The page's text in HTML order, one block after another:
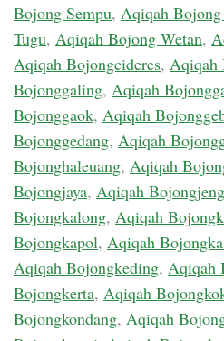
Bojong Sempu, Aqiqah
Tugu, Aqiqah Bojong Wetan,
Aqiqah Bojongcideres, Aqiqah
Bojonggaling, Aqiqah
Bojonggaok, Aqiqah
Bojonggedang, Aqiqah
Bojonghaleuang, Aqiqah
Bojongjaya, Aqiqah
Bojongkalong, Aqiqah
Bojongkapol, Aqiqah
Aqiqah Bojongkeding, Aqiqah
Bojongkerta, Aqiqah
Bojongkondang, Aqiqah